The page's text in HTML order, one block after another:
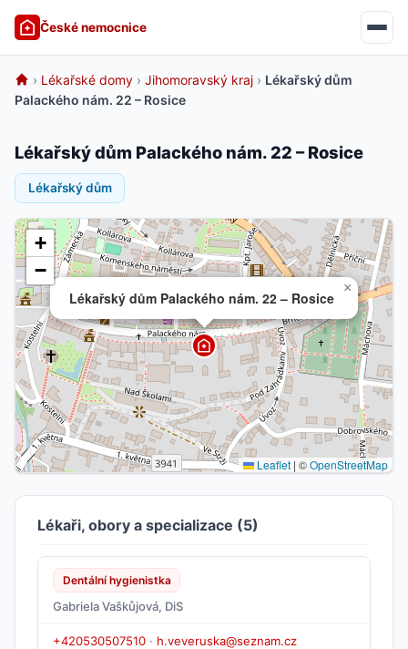
České nemocnice
› Lékařské domy › Jihomoravský kraj › Lékařský dům
Palackého nám. 22 – Rosice
Lékařský dům Palackého nám. 22 – Rosice
Lékařský dům
Lékařský dům Palackého nám. 22 – Rosice
×
+
−
Leaflet | ©OpenStreetMap
Lékaři, obory a specializace (5)
Dentální hygienistka
Gabriela Vaškůjová, DiS
+420530507510 · h.veveruska@seznam.cz